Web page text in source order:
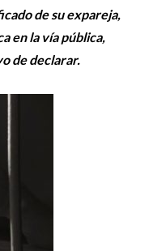
de su expareja,
en la vía pública,
de declarar.